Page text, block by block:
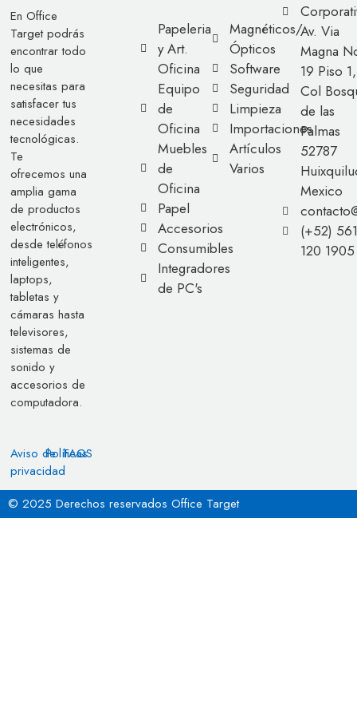
En Office
Target podrás
encontrar todo
lo que
necesitas para
satisfacer tus
necesidades
tecnológicas.
Te
ofrecemos una
amplia gama
de productos
electrónicos,
desde teléfonos
inteligentes,
laptops,
tabletas y
cámaras hasta
televisores,
sistemas de
sonido y
accesorios de
computadora.
Aviso de
privacidad
Políticas
FAQS
Papeleria
y Art.
Oficina
Equipo
de
Oficina
Muebles
de
Oficina
Papel
Accesorios
Consumibles
Integradores
de PC's
Magnéticos/
Ópticos
Software
Seguridad
Limpieza
Importaciones
Artículos
Varios
Av. Via
Magna
19 Piso 1,
Col
de las
Palmas
52787
Mexico
(+52) 561
120 1905
© 2025 Derechos reservados Office Target